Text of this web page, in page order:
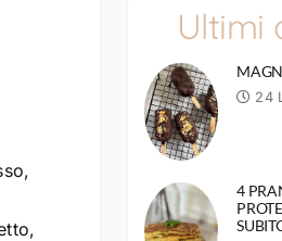
Ultimi
24
4